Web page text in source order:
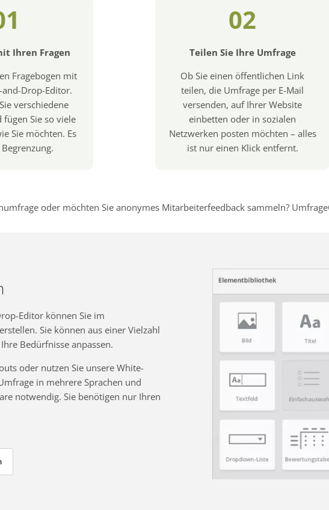
Ihren Fragen
Fragebogen mit
Drop-Editor.
verschiedene
fügen Sie so viele
Sie möchten. Es
02
Teilen Sie Ihre Umfrage
Ob Sie einen öffentlichen Link
teilen, die Umfrage per E-Mail
versenden, auf Ihrer Website
einbetten oder in sozialen
Netzwerken posten möchten – alles
ist nur einen Klick entfernt.
oder möchten Sie anonymes Mitarbeiterfeedback sammeln?
Editor können Sie im
Sie können aus einer Vielzahl
Bedürfnisse anpassen.
oder nutzen Sie unsere White-
in mehrere Sprachen und
notwendig. Sie benötigen nur Ihren